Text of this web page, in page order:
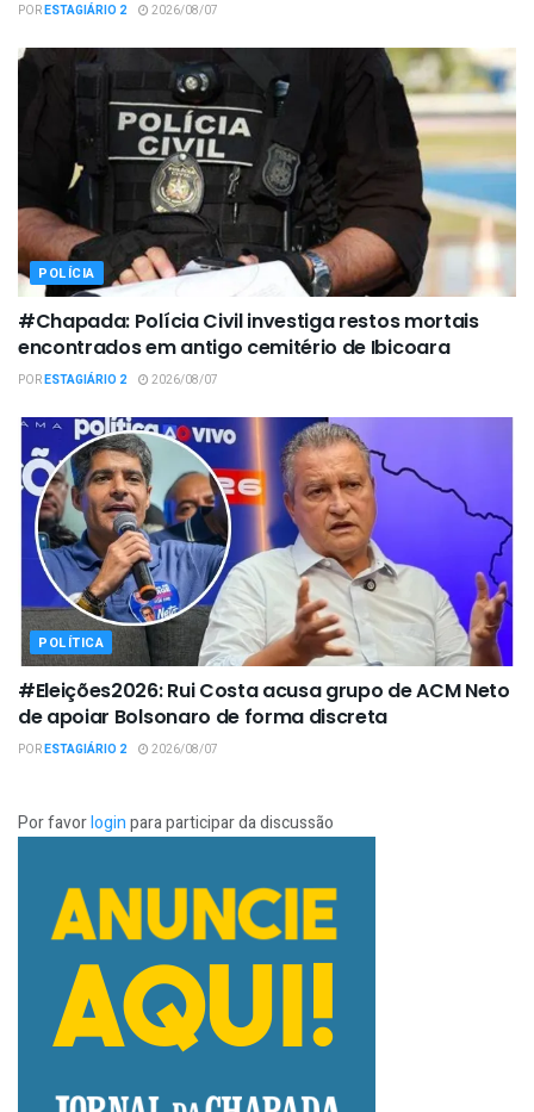
PORESTAGIÁRIO 2 2026/08/07
POLÍCIA
#Chapada: Polícia Civil investiga restos mortais
encontrados em antigo cemitério de Ibicoara
PORESTAGIÁRIO 2 2026/08/07
POLÍTICA
#Eleições2026: Rui Costa acusa grupo de ACM Neto
de apoiar Bolsonaro de forma discreta
PORESTAGIÁRIO 2 2026/08/07
Por favorloginpara participar da discussão